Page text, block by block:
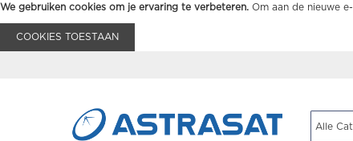
We gebruiken cookies om je ervaring te verbeteren. Om aan de nieuwe
COOKIES TOESTAAN